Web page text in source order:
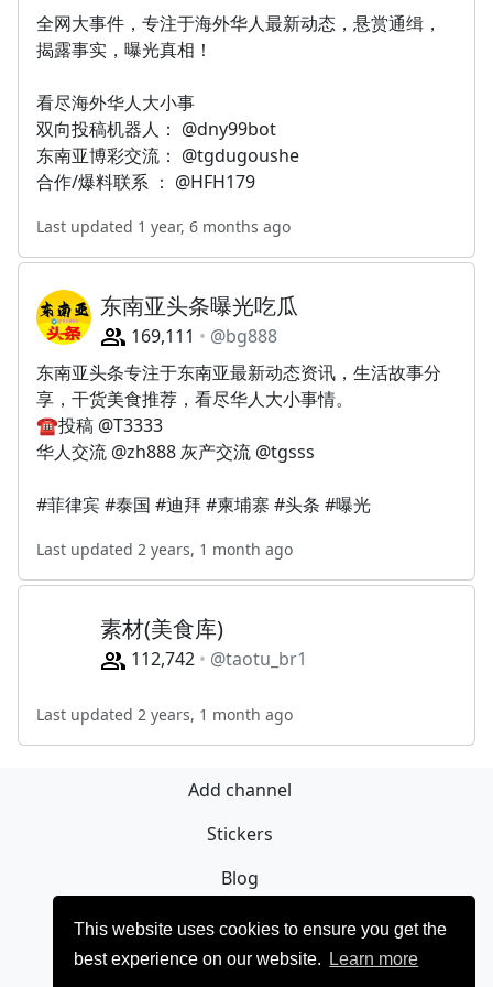
This website uses cookies to ensure you get the
best experience on our website.
Learn more
全网大事件，专注于海外华人最新动态，悬赏通缉，
揭露事实，曝光真相！
看尽海外华人大小事
双向投稿机器人： @dny99bot
东南亚博彩交流： @tgdugoushe
合作/爆料联系 ： @HFH179
Last updated 1 year, 6 months ago
东南亚头条曝光吃瓜
169,111
@bg888
东南亚头条专注于东南亚最新动态资讯，生活故事分
享，干货美食推荐，看尽华人大小事情。
☎️投稿 @T3333
华人交流 @zh888 灰产交流 @tgsss
#菲律宾 #泰国 #迪拜 #柬埔寨 #头条 #曝光
Last updated 2 years, 1 month ago
素材(美食库)
112,742 @taotu_br1
Last updated 2 years, 1 month ago
Add channel
Stickers
Blog
Registrieren
Privacy policy